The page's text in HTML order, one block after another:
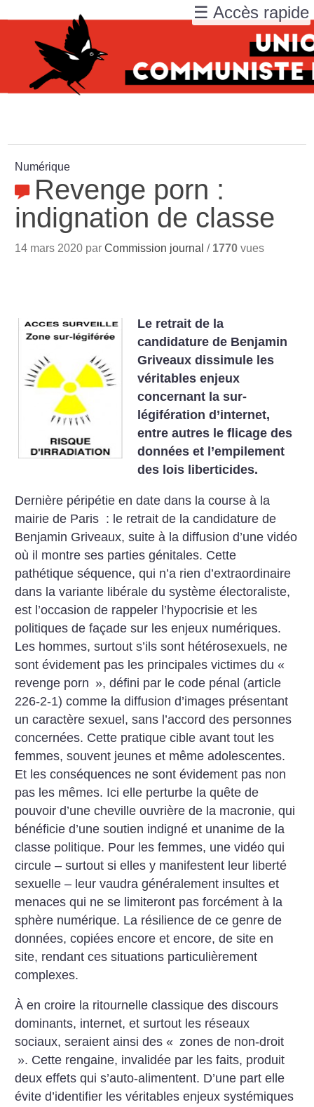
Numérique
Revenge porn :
indignation de classe
14 mars 2020 parCommission journal / 1770 vues
Le retrait de la
candidature de Benjamin
Griveaux dissimule les
véritables enjeux
concernant la sur-
légifération d’internet,
entre autres le flicage des
données et l’empilement
des lois liberticides.
Dernière péripétie en date dans la course à la
mairie de Paris : le retrait de la candidature de
Benjamin Griveaux, suite à la diffusion d’une vidéo
où il montre ses parties génitales. Cette
pathétique séquence, qui n’a rien d’extraordinaire
dans la variante libérale du système électoraliste,
est l’occasion de rappeler l’hypocrisie et les
politiques de façade sur les enjeux numériques.
Les hommes, surtout s’ils sont hétérosexuels, ne
sont évidement pas les principales victimes du «
revenge porn », défini par le code pénal (article
226-2-1) comme la diffusion d’images présentant
un caractère sexuel, sans l’accord des personnes
concernées. Cette pratique cible avant tout les
femmes, souvent jeunes et même adolescentes.
Et les conséquences ne sont évidement pas non
pas les mêmes. Ici elle perturbe la quête de
pouvoir d’une cheville ouvrière de la macronie, qui
bénéficie d’une soutien indigné et unanime de la
classe politique. Pour les femmes, une vidéo qui
circule – surtout si elles y manifestent leur liberté
sexuelle – leur vaudra généralement insultes et
menaces qui ne se limiteront pas forcément à la
sphère numérique. La résilience de ce genre de
données, copiées encore et encore, de site en
site, rendant ces situations particulièrement
complexes.
À en croire la ritournelle classique des discours
dominants, internet, et surtout les réseaux
sociaux, seraient ainsi des « zones de non-droit
». Cette rengaine, invalidée par les faits, produit
deux effets qui s’auto-alimentent. D’une part elle
évite d’identifier les véritables enjeux systémiques
☰ Accès rapide